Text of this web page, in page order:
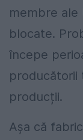
membre ale
blocate.
începe
producătorii
producții.
Așa că